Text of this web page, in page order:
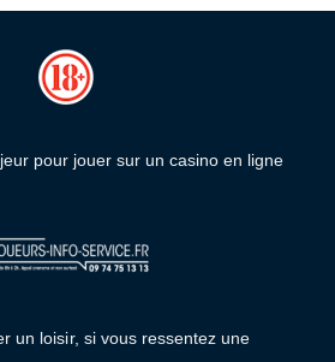
pour jouer sur un casino en ligne
un loisir, si vous ressentez une